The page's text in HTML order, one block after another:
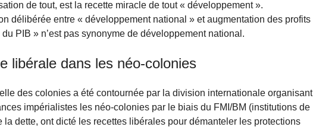
de tout, est la recette miracle de tout « développement ».
délibérée entre « développement national » et augmentation des profits
PIB » n’est pas synonyme de développement national.
libérale dans les néo-colonies
des colonies a été contournée par la division internationale organisant
impérialistes les néo-colonies par le biais du FMI/BM (institutions de
la dette, ont dicté les recettes libérales pour démanteler les protections